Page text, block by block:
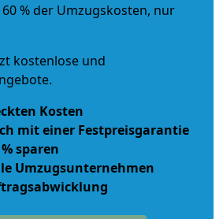
% der Umzugskosten, nur
kostenlose und
Kosten
mit einer Festpreisgarantie
sparen
Umzugsunternehmen